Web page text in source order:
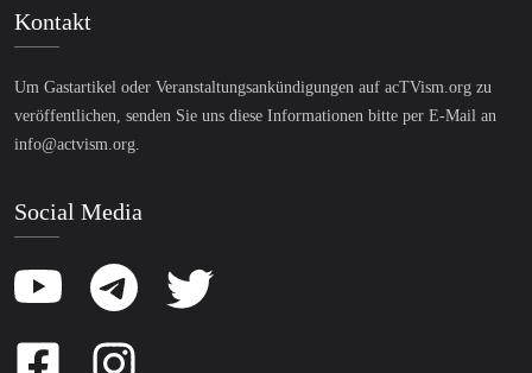
Kontakt
Um Gastartikel oder Veranstaltungsankündigungen auf acTVism.org zu
veröffentlichen, senden Sie uns diese Informationen bitte per E-Mail an
info@actvism.org
Social Media